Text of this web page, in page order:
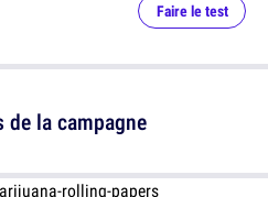
Faire le test
la campagne